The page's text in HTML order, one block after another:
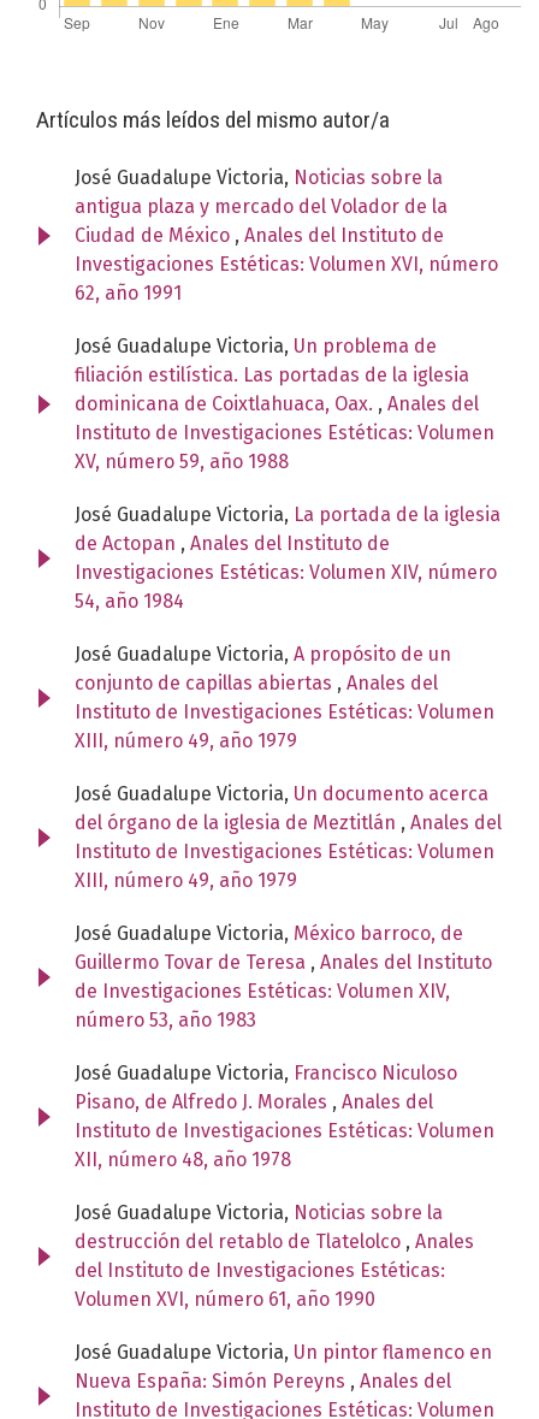
Artículos más leídos del mismo autor/a
José Guadalupe Victoria, Noticias sobre la
antigua plaza y mercado del Volador de la
Ciudad de México , Anales del Instituto de
Investigaciones Estéticas: Volumen XVI, número
62, año 1991
José Guadalupe Victoria, Un problema de
filiación estilística. Las portadas de la iglesia
dominicana de Coixtlahuaca, Oax. , Anales del
Instituto de Investigaciones Estéticas: Volumen
XV, número 59, año 1988
José Guadalupe Victoria, La portada de la iglesia
de Actopan , Anales del Instituto de
Investigaciones Estéticas: Volumen XIV, número
54, año 1984
José Guadalupe Victoria, A propósito de un
conjunto de capillas abiertas , Anales del
Instituto de Investigaciones Estéticas: Volumen
XIII, número 49, año 1979
José Guadalupe Victoria, Un documento acerca
del órgano de la iglesia de Meztitlán , Anales del
Instituto de Investigaciones Estéticas: Volumen
XIII, número 49, año 1979
José Guadalupe Victoria, México barroco, de
Guillermo Tovar de Teresa , Anales del Instituto
de Investigaciones Estéticas: Volumen XIV,
número 53, año 1983
José Guadalupe Victoria, Francisco Niculoso
Pisano, de Alfredo J. Morales , Anales del
Instituto de Investigaciones Estéticas: Volumen
XII, número 48, año 1978
José Guadalupe Victoria, Noticias sobre la
destrucción del retablo de Tlatelolco , Anales
del Instituto de Investigaciones Estéticas:
Volumen XVI, número 61, año 1990
José Guadalupe Victoria, Un pintor flamenco en
Nueva España: Simón Pereyns , Anales del
Instituto de Investigaciones Estéticas: Volumen